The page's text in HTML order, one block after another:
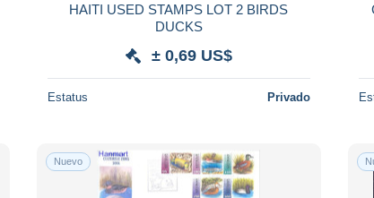
HAITI USED STAMPS LOT 2 BIRDS
DUCKS
± 0,69 US$
Estatus Privado
Nuevo